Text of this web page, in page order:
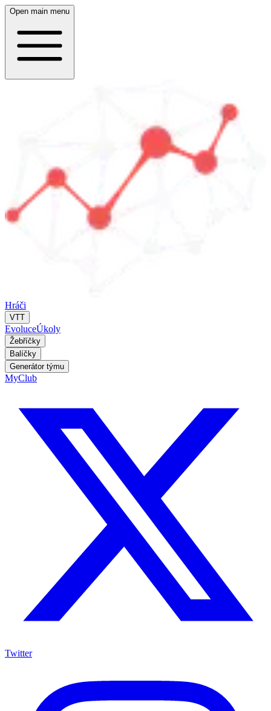
Open main menu
Hráči
VTT
EvoluceÚkoly
Žebříčky
Balíčky
Generátor týmu
MyClub
Twitter